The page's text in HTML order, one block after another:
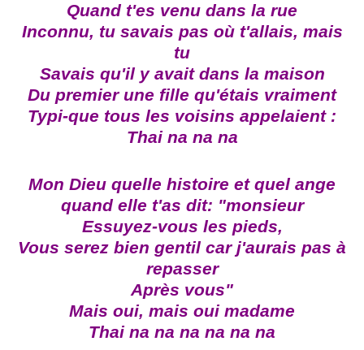
Quand t'es venu dans la rue
Inconnu, tu savais pas où t'allais, mais
tu
Savais qu'il y avait dans la maison
Du premier une fille qu'étais vraiment
Typi-que tous les voisins appelaient :
Thai na na na
Mon Dieu quelle histoire et quel ange
quand elle t'as dit: "monsieur
Essuyez-vous les pieds,
Vous serez bien gentil car j'aurais pas à
repasser
Après vous"
Mais oui, mais oui madame
Thai na na na na na na